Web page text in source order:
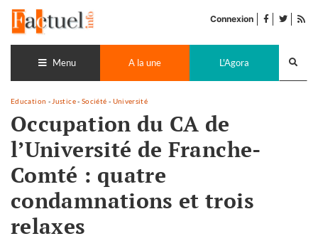
contenu
Connexion facebook
twitter
Menu A la une L'Agora
Education - Justice- Société - Université
Occupation du CA de
l’Université de Franche-
Comté : quatre
condamnations et trois
relaxes